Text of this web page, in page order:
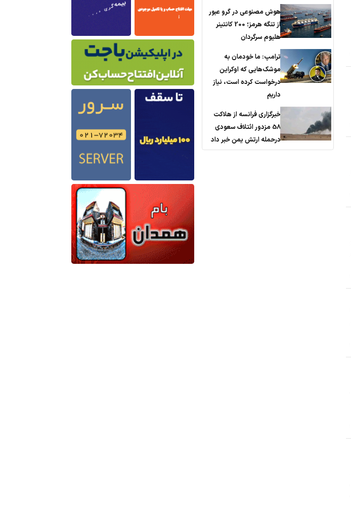
هوش مصنوعی در گرو عبور
از تنگه هرمز؛ 200 کانتینر
هلیوم سرگردان
ترامپ: ما خودمان به
موشک‌هایی که اوکراین
درخواست کرده است، نیاز
داریم
خبرگزاری فرانسه از هلاکت
58 مزدور ائتلاف سعودی
درحمله ارتش یمن خبر داد